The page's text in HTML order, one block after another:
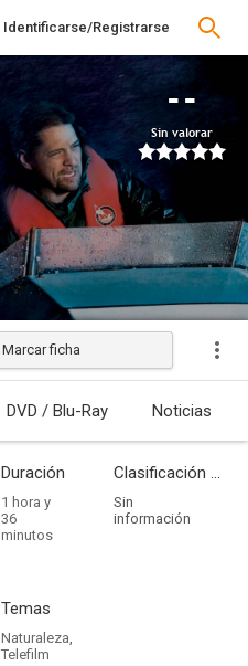
Identificarse/Registrarse
--
Sin valorar
Estrenada
Marcar ficha
DVD / Blu-Ray Noticias
Duración
1 hora y
36
minutos
Clasificación por edades
Sin
información
Temas
Naturaleza,
Telefilm